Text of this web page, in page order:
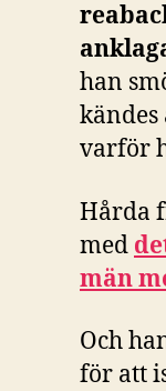
han
kändes
varför
Hårda
med
män
Och
för att